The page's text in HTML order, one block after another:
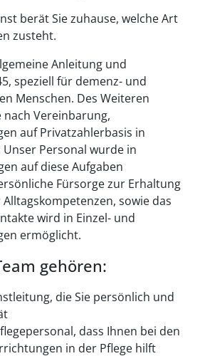
berät Sie zuhause, welche Art
zusteht.
Anleitung und
speziell für demenz- und
Menschen. Des Weiteren
nach Vereinbarung,
auf Privatzahlerbasis in
Personal wurde in
auf diese Aufgaben
Fürsorge zur Erhaltung
sowie das
wird in Einzel- und
ermöglicht.
gehören:
die Sie persönlich und
dass Ihnen bei den
in der Pflege hilft